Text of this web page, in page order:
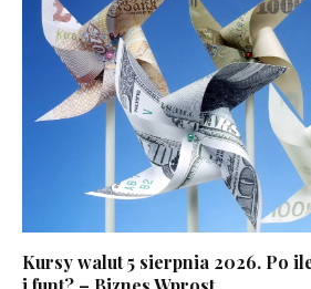
Kursy walut 5 sierpnia 2026. Po